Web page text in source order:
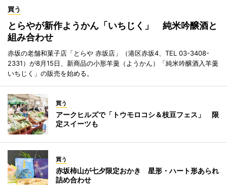
買う
とらやが新作ようかん「いちじく」 純米吟醸酒と
組み合わせ
赤坂の老舗和菓子店「とらや 赤坂店」（港区赤坂4、TEL 03-3408-
2331）が8月15日、新商品の小形羊羹（ようかん）「純米吟醸酒入羊羹
いちじく」の販売を始める。
買う
アークヒルズで「トウモロコシ＆枝豆フェス」 限
定スイーツも
買う
赤坂柿山が七夕限定おかき 星形・ハート形あられ
詰め合わせ